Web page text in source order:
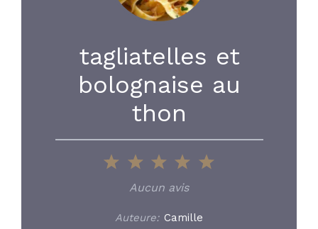
tagliatelles et
bolognaise au
thon
5
4
3
Stars
2
Stars
1
Star
Aucun avis
Auteure: Camille